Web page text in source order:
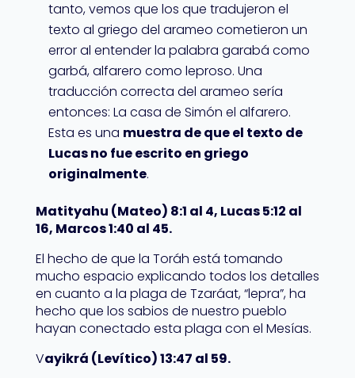
tanto, vemos que los que tradujeron el
texto al griego del arameo cometieron un
error al entender la palabra garabá como
garbá, alfarero como leproso. Una
traducción correcta del arameo sería
entonces: La casa de Simón el alfarero.
Esta es una muestra de que el texto de
Lucas no fue escrito en griego
originalmente.
Matityahu (Mateo) 8:1 al 4, Lucas 5:12 al
16, Marcos 1:40 al 45.
El hecho de que la Toráh está tomando
mucho espacio explicando todos los detalles
en cuanto a la plaga de Tzaráat, “lepra”, ha
hecho que los sabios de nuestro pueblo
hayan conectado esta plaga con el Mesías.
Vayikrá (Levítico) 13:47 al 59.